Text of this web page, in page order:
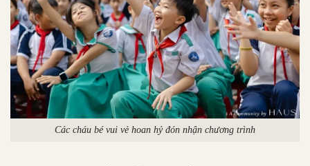
Các cháu bé vui vẻ hoan hỷ đón nhận chương trình